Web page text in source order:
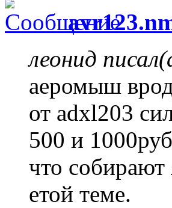
леонид
аеромыш
от adxl203
500 и
что
етой теме.